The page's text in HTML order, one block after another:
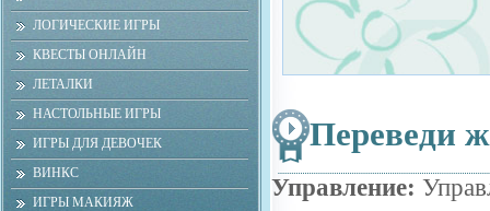
ЛОГИЧЕСКИЕ ИГРЫ
КВЕСТЫ ОНЛАЙН
ЛЕТАЛКИ
НАСТОЛЬНЫЕ ИГРЫ
ИГРЫ ДЛЯ ДЕВОЧЕК
ВИНКС
ИГРЫ МАКИЯЖ
Переведи
Управление: